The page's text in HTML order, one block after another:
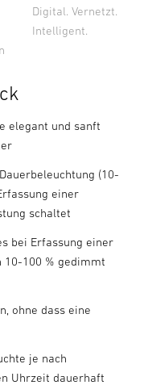
Digital. Vernetzt.
Intelligent.
elegant und sanft
(10-
einer
schaltet
bei Erfassung einer
10-100 % gedimmt
ohne dass eine
je nach
Uhrzeit dauerhaft